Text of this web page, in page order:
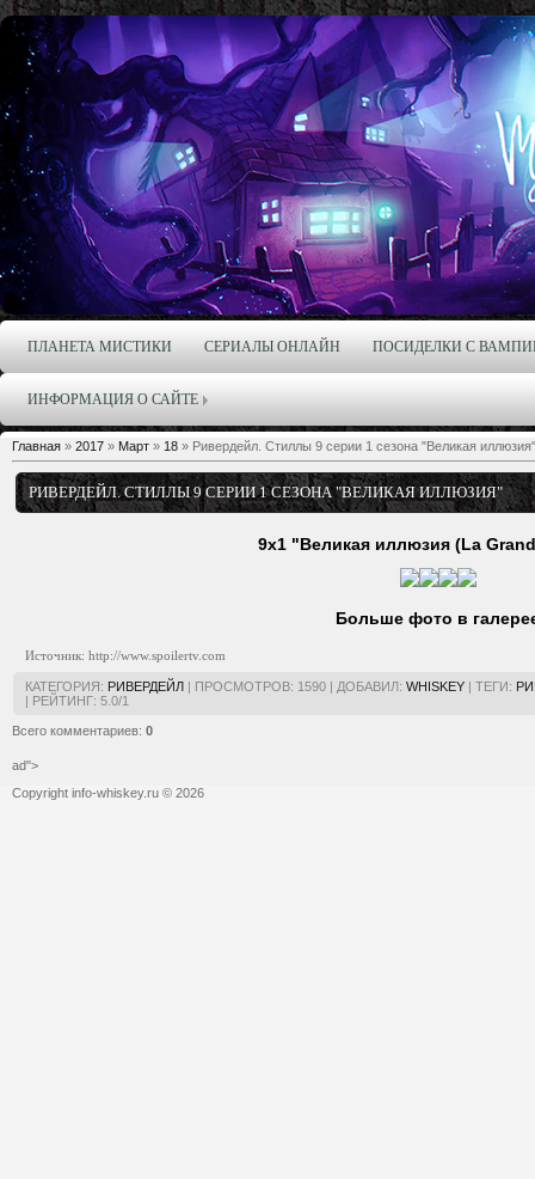
ПЛАНЕТА МИСТИКИ СЕРИАЛЫ ОНЛАЙН ПОСИДЕЛКИ С
ИНФОРМАЦИЯ О САЙТЕ
Главная » 2017 » Март » 18 » Ривердейл. Стиллы 9 серии 1 сезона "Великая иллюзия"
РИВЕРДЕЙЛ. СТИЛЛЫ 9 СЕРИИ 1 СЕЗОНА "ВЕЛИКАЯ ИЛЛЮЗИЯ"
9х1 "Великая иллюзия (La
Больше фото в
Источник: http://www.spoilertv.com
КАТЕГОРИЯ: РИВЕРДЕЙЛ | ПРОСМОТРОВ: 1590 | ДОБАВИЛ: WHISKEY | ТЕГИ:
| РЕЙТИНГ: 5.0/1
Всего комментариев: 0
ad">
Copyright info-whiskey.ru © 2026